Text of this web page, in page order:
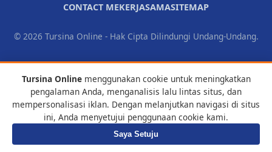
CONTACT MEKERJASAMASITEMAP
© 2026 Tursina Online - Hak Cipta Dilindungi Undang-Undang.
Tursina Onlinemenggunakan cookie untuk meningkatkan
pengalaman Anda, menganalisis lalu lintas situs, dan
mempersonalisasi iklan. Dengan melanjutkan navigasi di situs
ini, Anda menyetujui penggunaan cookie kami.
Saya Setuju